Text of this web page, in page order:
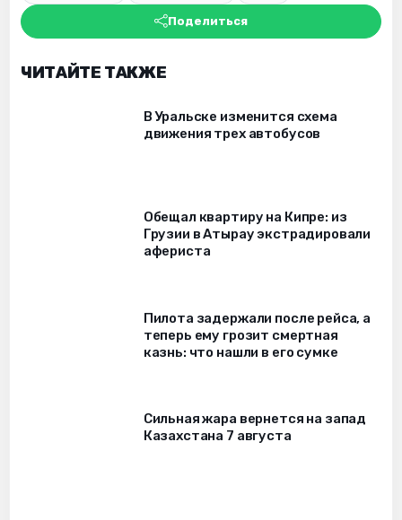
Поделиться
ЧИТАЙТЕ ТАКЖЕ
В Уральске изменится схема
движения трех автобусов
Обещал квартиру на Кипре: из
Грузии в Атырау экстрадировали
афериста
Пилота задержали после рейса, а
теперь ему грозит смертная
казнь: что нашли в его сумке
Сильная жара вернется на запад
Казахстана 7 августа